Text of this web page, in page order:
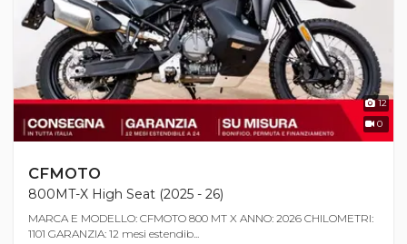
12
0
CFMOTO
800MT-X High Seat (2025 - 26)
MARCA E MODELLO: CFMOTO 800 MT X ANNO: 2026 CHILOMETRI:
1101 GARANZIA: 12 mesi estendib...